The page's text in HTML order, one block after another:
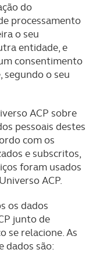
do
processamento
o seu
entidade, e
consentimento
o seu
ACP sobre
pessoais destes
com os
e subscritos,
foram usados
ACP.
os dados
junto de
se relacione. As
dados são: